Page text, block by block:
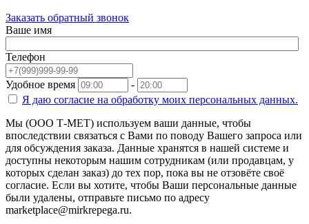
Заказать обратный звонок
Ваше имя
Телефон
Удобное время
-
Я даю согласие на обработку моих персональных данных.
Мы (ООО Т-МЕТ) используем ваши данные, чтобы
впоследствии связаться с Вами по поводу Вашего запроса или
для обсуждения заказа. Данные хранятся в нашей системе и
доступны некоторым нашим сотрудникам (или продавцам, у
которых сделан заказ) до тех пор, пока вы не отзовёте своё
согласие. Если вы хотите, чтобы Ваши персональные данные
были удалены, отправьте письмо по адресу
marketplace@mirkrepega.ru.